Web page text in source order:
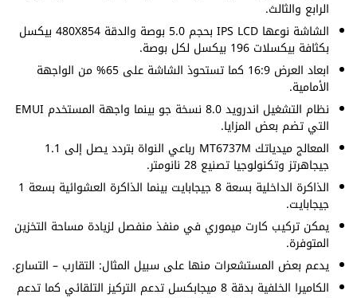
الرابع والثالث.
الشاشة نوعها IPS LCD بحجم 5.0 بوصة والدقة 480X854 بيكسل
بكثافة بيكسلات 196 بيكسل لكل بوصة.
ابعاد العرض 16:9 كما تستحوذ الشاشة على 65% من الواجهة
الأمامية.
نظام التشغيل اندرويد 8.0 نسخة جو بينما واجهة المستخدم EMUI
التي تضم بعض المزايا.
المعالج ميدياتك MT6737М رباعي النواة بتردد يصل إلى 1.1
جيجاهرتز وتكنولوجيا تصنيع 28 نانومتر.
الذاكرة الداخلية بسعة 8 جيجابايت بينما الذاكرة العشوائية بسعة 1
جيجابايت.
يمكن تركيب كارت ميموري في منفذ منفصل لزيادة مساحة التخزين
المتوفرة.
يدعم بعض المستشعرات منها على سبيل المثال: التقارب – التسارع.
الكاميرا الخلفية بدقة 8 ميجابكسل تدعم التركيز التلقائي كما تدعم